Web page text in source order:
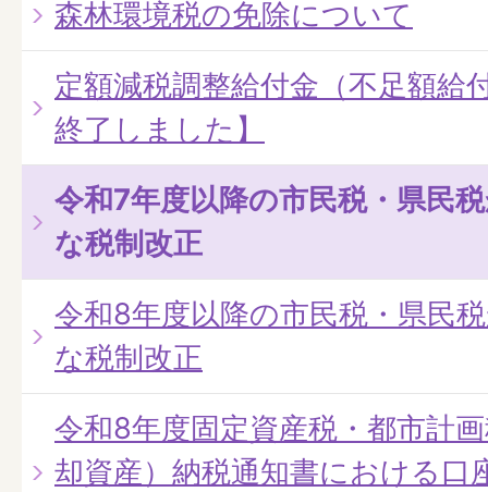
森林環境税の免除について
定額減税調整給付金（不足額給
終了しました】
令和7年度以降の市民税・県民
な税制改正
令和8年度以降の市民税・県民
な税制改正
令和8年度固定資産税・都市計
却資産）納税通知書における口